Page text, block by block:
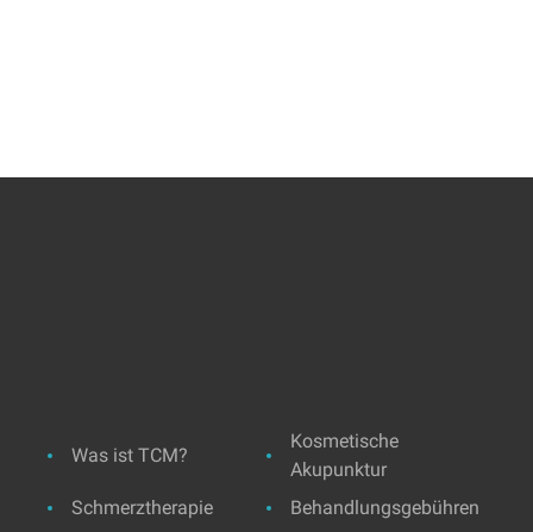
Was ist TCM?
Kosmetische
Akupunktur
Schmerztherapie
Behandlungsgebühren